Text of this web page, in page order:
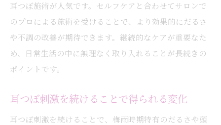
耳つぼ施術が人気です。セルフケアと合わせてサロンで
のプロによる施術を受けることで、より効果的にだるさ
や不調の改善が期待できます。継続的なケアが重要なた
め、日常生活の中に無理なく取り入れることが長続きの
ポイントです。
耳つぼ刺激を続けることで得られる変化
耳つぼ刺激を続けることで、梅雨時期特有のだるさや頭